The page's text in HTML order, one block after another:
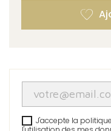
J'accepte la